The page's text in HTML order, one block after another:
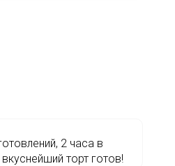
2 часа в
торт готов!